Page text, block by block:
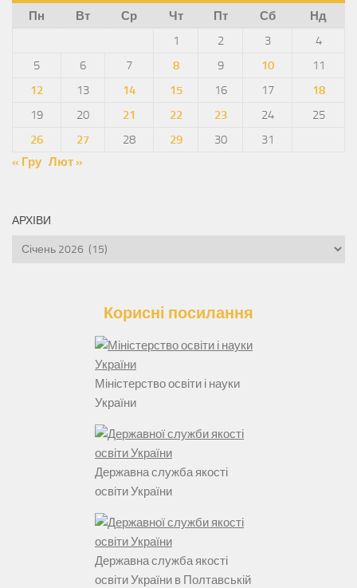
Пн
Вт Ср Чт Пт Сб
Нд
1
2 3
4
5
6 7 8 9 10
11
12
13 14 15 16 17
18
19
20 21 22 23 24
25
26
27 28 29 30
31
« Гру Лют »
АРХІВИ
Архіви
Корисні посилання
Міністерство освіти і науки
України
Державна служба якості
освіти України
Державна служба якості
освіти України в Полтавській